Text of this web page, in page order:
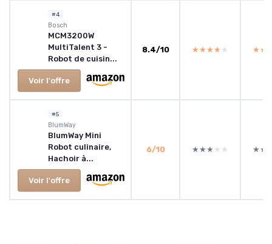
#4
Bosch
MCM3200W
MultiTalent 3 -
Robot de cuisin...
Voir l'offre
8.4/10 ★★★★★
★★★★★
#5
‎BlumWay
BlumWay Mini
Robot culinaire,
Hachoir à...
Voir l'offre
6/10 ★★★★★
★★★★★